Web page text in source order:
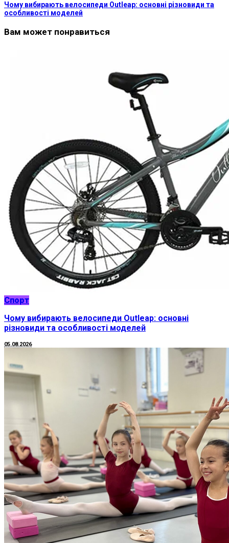
Чому вибирають велосипеди Outleap: основні різновиди та
особливості моделей
Вам может понравиться
Спорт
Чому вибирають велосипеди Outleap: основні
різновиди та особливості моделей
05.08.2026